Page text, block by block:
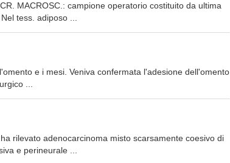
MACROSC.: campione operatorio costituito da ultima
tess. adiposo ...
e i mesi. Veniva confermata l'adesione dell'omento
...
rilevato adenocarcinoma misto scarsamente coesivo di
e perineurale ...